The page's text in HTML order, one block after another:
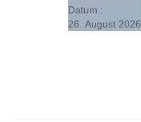
Datum :
26. August 2026